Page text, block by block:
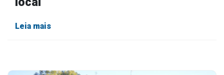
Leia mais